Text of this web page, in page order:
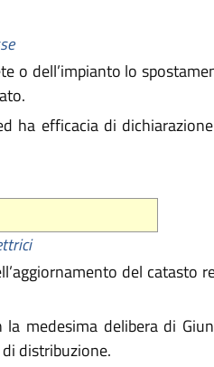
o dell’impianto lo
ha efficacia di
del catasto
medesima delibera di
distribuzione.